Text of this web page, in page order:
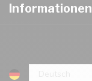
Informationen